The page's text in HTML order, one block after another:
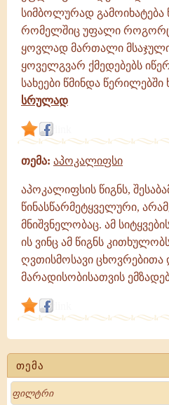
თემა
Search
სიმბოლურად გამოიხატება
რომელშიც უფალი
ყოვლად მართალი მსაჯული,
ყოველგვარ ქმედებებს
სახეები წმინდა წერილებში
სრულად
თემა: აპოკალიფსი
აპოკალიფსის წიგნს,
წინასწარმეტყველური,
მნიშვნელობაც. ამ
ის ვინც ამ წიგნს
ღვთისმოსავი ცხოვრებითა
მარადისობისათვის